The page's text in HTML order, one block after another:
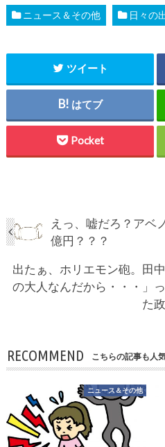
ニュース＆その他 日々の
ツイート
はてブ
Pocket
えっ、嘘だろ？アベ
億円？？？
出たぁ、ホリエモン砲。田
の大人なんだから・・・」
た
RECOMMEND こちらの記事も人気
ニュース＆その他